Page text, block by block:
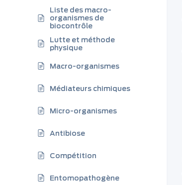
Liste des macro-
organismes de
biocontrôle
Lutte et méthode
physique
Macro-organismes
Médiateurs chimiques
Micro-organismes
Antibiose
Compétition
Entomopathogène